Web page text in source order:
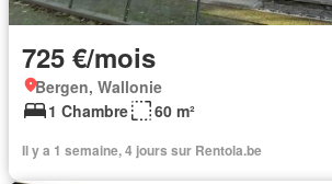
725 €/mois
Bergen, Wallonie
1 Chambre
60 m²
Il y a 1 semaine, 4 jours sur Rentola.be